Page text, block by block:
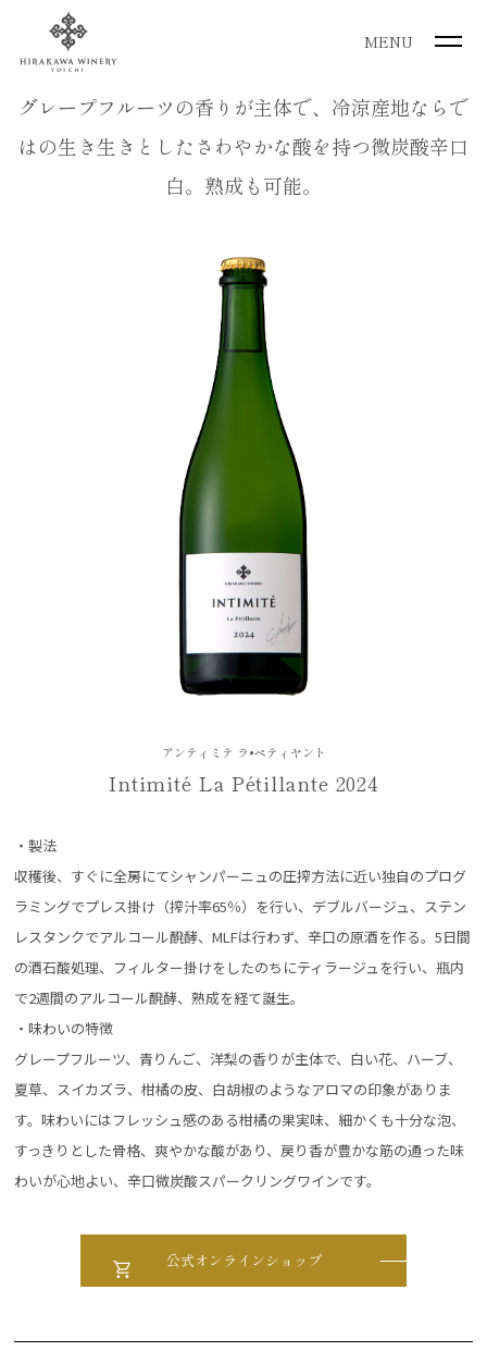
MENU
グレープフルーツの香りが主体で、冷涼産地ならで
はの生き生きとしたさわやかな酸を持つ微炭酸辛口
白。熟成も可能。
アンティミテ ラ•ペティヤント
Intimité La Pétillante 2024
・製法
収穫後、すぐに全房にてシャンパーニュの圧搾方法に近い独自のプログ
ラミングでプレス掛け（搾汁率65％）を行い、デブルバージュ、ステン
レスタンクでアルコール醗酵、MLFは行わず、辛口の原酒を作る。5日間
の酒石酸処理、フィルター掛けをしたのちにティラージュを行い、瓶内
で2週間のアルコール醗酵、熟成を経て誕生。
・味わいの特徴
グレープフルーツ、青りんご、洋梨の香りが主体で、白い花、ハーブ、
夏草、スイカズラ、柑橘の皮、白胡椒のようなアロマの印象がありま
す。味わいにはフレッシュ感のある柑橘の果実味、細かくも十分な泡、
すっきりとした骨格、爽やかな酸があり、戻り香が豊かな筋の通った味
わいが心地よい、辛口微炭酸スパークリングワインです。
公式オンラインショップ